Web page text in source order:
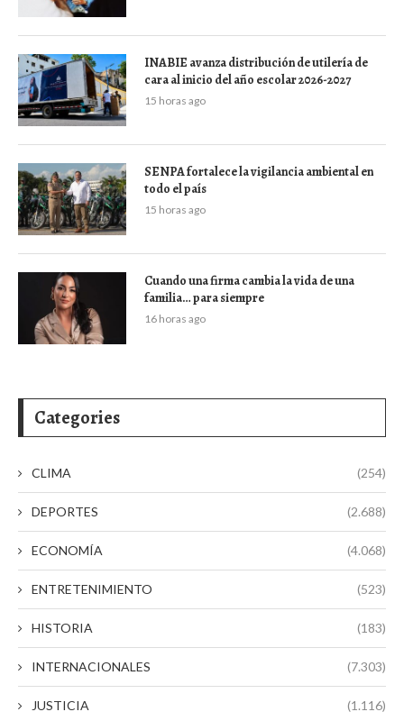
INABIE avanza distribución de utilería de
cara al inicio del año escolar 2026-2027
15 horas ago
SENPA fortalece la vigilancia ambiental en
todo el país
15 horas ago
Cuando una firma cambia la vida de una
familia… para siempre
16 horas ago
Categories
CLIMA (254)
DEPORTES (2.688)
ECONOMÍA (4.068)
ENTRETENIMIENTO (523)
HISTORIA (183)
INTERNACIONALES (7.303)
JUSTICIA (1.116)